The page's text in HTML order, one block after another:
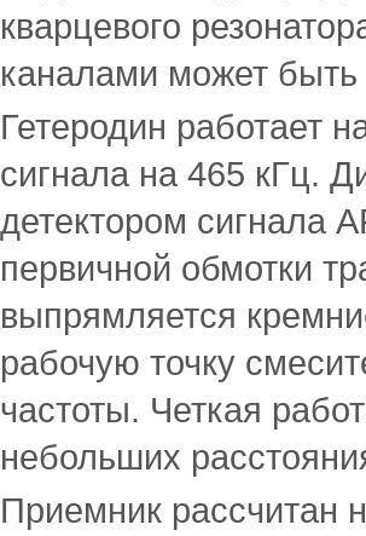
кварцевого
каналами может
Гетеродин работает
сигнала на 465 кГц.
детектором сигнала
первичной обмотки
выпрямляется
рабочую точку
частоты. Четкая
небольших
Приемник рассчитан